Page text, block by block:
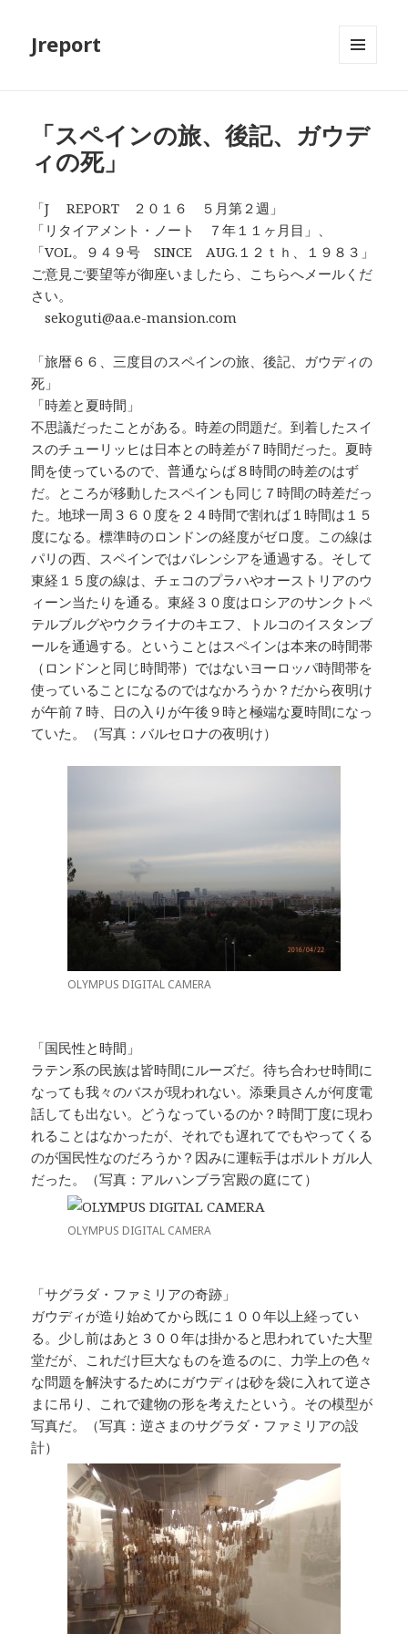
Jreport
「スペインの旅、後記、ガウデ
ィの死」
「J REPORT ２０１６ ５月第２週」
「リタイアメント・ノート ７年１１ヶ月目」、
「VOL。９４９号 SINCE AUG.１２ｔｈ、１９８３」
ご意見ご要望等が御座いましたら、こちらへメールくだ
さい。
sekoguti@aa.e-mansion.com
「旅暦６６、三度目のスペインの旅、後記、ガウディの
死」
「時差と夏時間」
不思議だったことがある。時差の問題だ。到着したスイ
スのチューリッヒは日本との時差が７時間だった。夏時
間を使っているので、普通ならば８時間の時差のはず
だ。ところが移動したスペインも同じ７時間の時差だっ
た。地球一周３６０度を２４時間で割れば１時間は１５
度になる。標準時のロンドンの経度がゼロ度。この線は
パリの西、スペインではバレンシアを通過する。そして
東経１５度の線は、チェコのプラハやオーストリアのウ
ィーン当たりを通る。東経３０度はロシアのサンクトペ
テルブルグやウクライナのキエフ、トルコのイスタンブ
ールを通過する。ということはスペインは本来の時間帯
（ロンドンと同じ時間帯）ではないヨーロッパ時間帯を
使っていることになるのではなかろうか？だから夜明け
が午前７時、日の入りが午後９時と極端な夏時間になっ
ていた。（写真：バルセロナの夜明け）
OLYMPUS DIGITAL CAMERA
「国民性と時間」
ラテン系の民族は皆時間にルーズだ。待ち合わせ時間に
なっても我々のバスが現われない。添乗員さんが何度電
話しても出ない。どうなっているのか？時間丁度に現わ
れることはなかったが、それでも遅れてでもやってくる
のが国民性なのだろうか？因みに運転手はポルトガル人
だった。（写真：アルハンブラ宮殿の庭にて）
OLYMPUS DIGITAL CAMERA
「サグラダ・ファミリアの奇跡」
ガウディが造り始めてから既に１００年以上経ってい
る。少し前はあと３００年は掛かると思われていた大聖
堂だが、これだけ巨大なものを造るのに、力学上の色々
な問題を解決するためにガウディは砂を袋に入れて逆さ
まに吊り、これで建物の形を考えたという。その模型が
写真だ。（写真：逆さまのサグラダ・ファミリアの設
計）